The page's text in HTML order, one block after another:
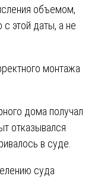
объемом,
этой даты, а не
монтажа
дома получал
отказывался
в суде.
суда